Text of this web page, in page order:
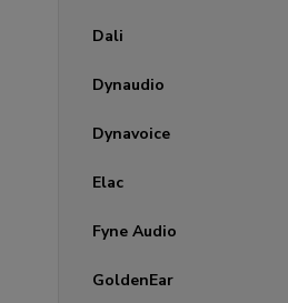
Dali
Dynaudio
Dynavoice
Elac
Fyne Audio
GoldenEar